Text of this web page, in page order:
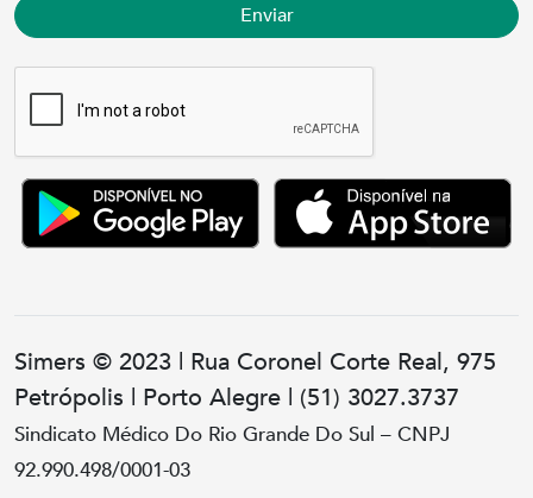
Enviar
Simers © 2023 | Rua Coronel Corte Real, 975
Petrópolis | Porto Alegre | (51) 3027.3737
Sindicato Médico Do Rio Grande Do Sul – CNPJ
92.990.498/0001-03